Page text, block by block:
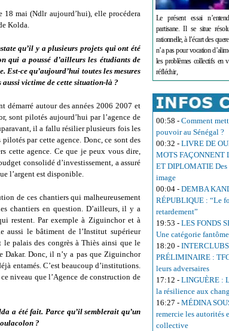
18 mai (Ndlr aujourd’hui), elle procédera
Kolda.
qu’il y a plusieurs projets qui ont été
qui a poussé d’ailleurs les étudiants de
Est-ce qu’aujourd’hui toutes les mesures
victime de cette situation-là ?
démarré autour des années 2006 2007 et
sont pilotés aujourd’hui par l’agence de
il a fallu résilier plusieurs fois les
par cette agence. Donc, ce sont des
cette agence. Ce que je peux vous dire,
consolidé d’investissement, a assuré
l’argent est disponible.
de ces chantiers qui malheureusement
chantiers en question. D’ailleurs, il y a
restent. Par exemple à Ziguinchor et à
aussi le bâtiment de l’Institut supérieur
le palais des congrès à Thiès ainsi que le
Dakar. Donc, il n’y a pas que Ziguinchor
entamés. C’est beaucoup d’institutions.
niveau que l’Agence de construction de
a été fait. Parce qu’il semblerait qu’un
?
Le présent essai
partisane. Il se situe
rationnelle, à l’écart des
n’a pas pour vocation
les problèmes collectifs en
réfléchir,
00:58 - Comment
pouvoir au Sénégal ?
00:32 - LIVRE DE
MOTS FAÇONNENT
ET DIPLOMATIE Des
image
00:04 - DEMBA
RÉPUBLIQUE : “Le
retardement”
19:53 - LES FONDS
Une catégorie
18:20 -
PRÉLIMINAIRE :
leurs adversaires
17:12 - LINGUÈRE :
la résilience aux
16:27 - MÉDINA
remercie les autorités
collective